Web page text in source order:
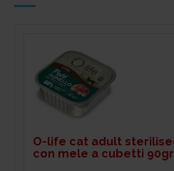
O-life cat adult
con mele a cubetti 90gr